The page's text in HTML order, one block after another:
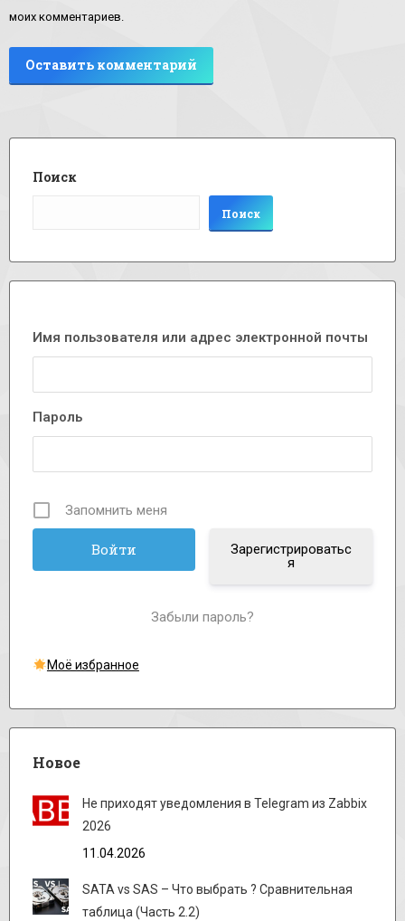
моих комментариев.
Оставить комментарий
Поиск
Поиск
Имя пользователя или адрес электронной почты
Пароль
Запомнить меня
Зарегистрироватьс
я
Забыли пароль?
Моё избранное
Новое
Не приходят уведомления в Telegram из Zabbix
2026
11.04.2026
SATA vs SAS – Что выбрать ? Сравнительная
таблица (Часть 2.2)